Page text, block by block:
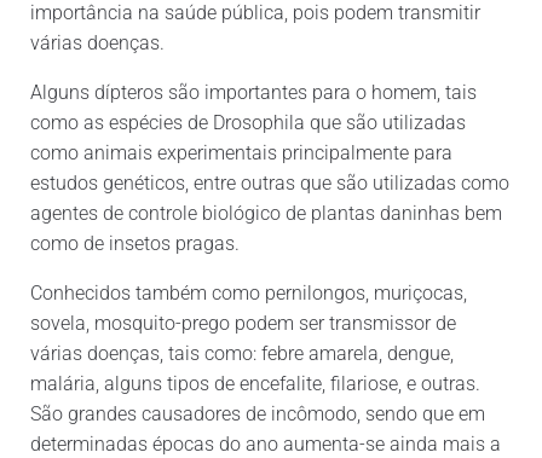
importância na saúde pública, pois podem transmitir
várias doenças.
Alguns dípteros são importantes para o homem, tais
como as espécies de Drosophila que são utilizadas
como animais experimentais principalmente para
estudos genéticos, entre outras que são utilizadas como
agentes de controle biológico de plantas daninhas bem
como de insetos pragas.
Conhecidos também como pernilongos, muriçocas,
sovela, mosquito-prego podem ser transmissor de
várias doenças, tais como: febre amarela, dengue,
malária, alguns tipos de encefalite, filariose, e outras.
São grandes causadores de incômodo, sendo que em
determinadas épocas do ano aumenta-se ainda mais a